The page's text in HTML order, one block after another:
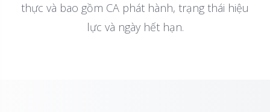
thực và bao gồm CA phát hành, trạng thái hiệu
lực và ngày hết hạn.